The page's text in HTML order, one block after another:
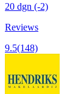
20 dgn (-2)
Reviews
9.5(148)